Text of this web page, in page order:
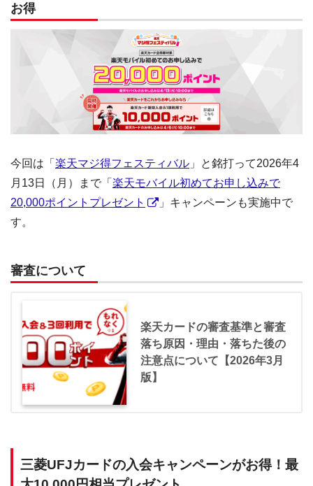
お得
今回は「 楽天マジ得フェスティバル 」と銘打って2026年4
月13日（月）まで「 楽天モバイル初めてお申し込みで
20,000ポイントプレゼント
」キャンペーンも実施中で
す。
審査について
楽天カードの審査基準と審査
落ち原因・理由・落ちた後の
注意点について【2026年3月
版】
三菱UFJカードの入会キャンペーンがお得！最